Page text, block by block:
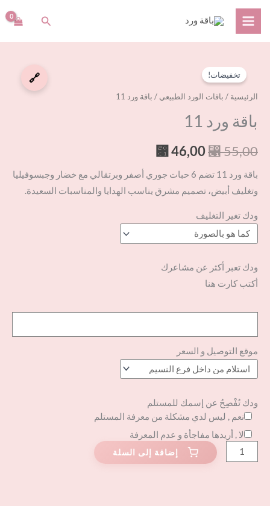
تخطي
المحتوى
البحث
تخفيضات! 🔗
الرئيسية / باقات الورد الطبيعي / باقة ورد 11
باقة ورد 11
⃁55,00
السعر
الأصلي
هو:
⃁ 46,00
الحالي
باقة ورد 11 تضم 6 حبات جوري أصفر وبرتقالي مع خضار وجبسوفيليا
وتغليف أبيض، تصميم مشرق يناسب الهدايا والمناسبات السعيدة.
ودك تغير التغليف
ودك تعبر أكثر عن مشاعرك
أكتب كارت هنا
موقع التوصيل و السعر
ودك تُفْصِحُ عن إسمك للمستلم
نعم , ليس لدي مشكلة من معرفة المستلم
لا , أريدها مفاجأة و عدم المعرفة
باقة
ورد